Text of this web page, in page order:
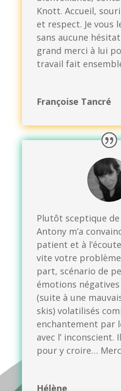
Knott. Accueil,
et respect. Je vous
sans aucune
grand merci à lui
travail fait
Françoise Tancré
Plutôt sceptique
Antony m’a
patient et à
vite votre
part, scénario de
émotions
(suite à une
skis) volatilisés
enchantement par
avec l’ inconscient.
pour y croire…
Hélène